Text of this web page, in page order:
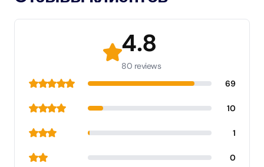
4.8
80 reviews
69
10
1
0